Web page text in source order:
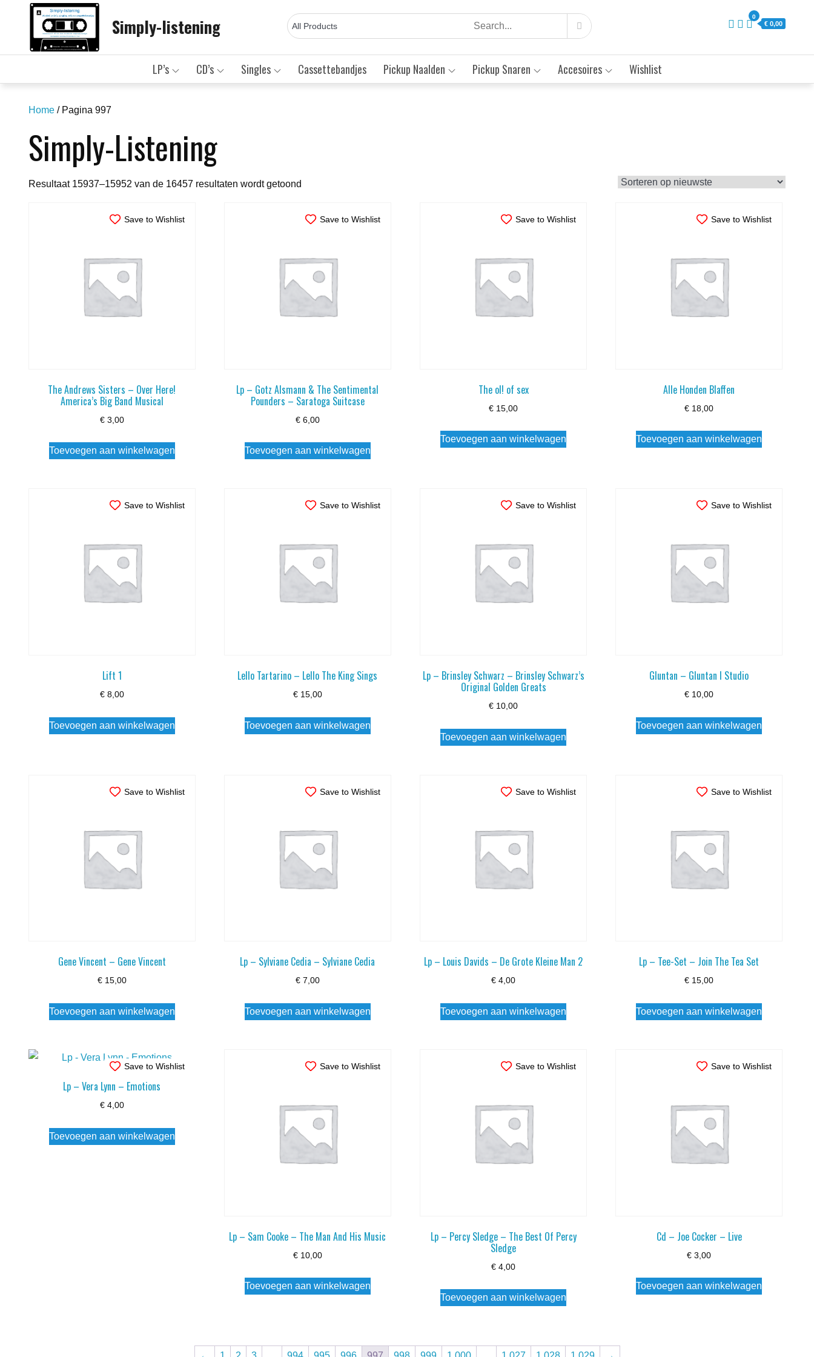
Simply-listening 0
€ 0,00
LP’s CD’s Singles Cassettebandjes Pickup Naalden Pickup Snaren Accesoires Wishlist
Home / Pagina 997
Simply-Listening
Resultaat 15937–15952 van de 16457 resultaten wordt getoond
nieuwste
Save to Wishlist
The Andrews Sisters – Over Here!
America’s Big Band Musical
€3,00
Toevoegen aan winkelwagen
Save to Wishlist
Lp – Gotz Alsmann & The Sentimental
Pounders – Saratoga Suitcase
€6,00
Toevoegen aan winkelwagen
Save to Wishlist
The ol! of sex
€ 15,00
Toevoegen aan winkelwagen
Save to Wishlist
Alle Honden Blaffen
€ 18,00
Toevoegen aan winkelwagen
Save to Wishlist
Lift 1
€8,00
Toevoegen aan winkelwagen
Save to Wishlist
Lello Tartarino – Lello The King Sings
€15,00
Toevoegen aan winkelwagen
Save to Wishlist
Lp – Brinsley Schwarz – Brinsley Schwarz’s
Original Golden Greats
€ 10,00
Toevoegen aan winkelwagen
Save to Wishlist
Gluntan – Gluntan I Studio
€ 10,00
Toevoegen aan winkelwagen
Save to Wishlist
Gene Vincent – Gene Vincent
€15,00
Toevoegen aan winkelwagen
Save to Wishlist
Lp – Sylviane Cedia – Sylviane Cedia
€7,00
Toevoegen aan winkelwagen
Save to Wishlist
Lp – Louis Davids – De Grote Kleine Man 2
€ 4,00
Toevoegen aan winkelwagen
Save to Wishlist
Lp – Tee-Set – Join The Tea Set
€ 15,00
Toevoegen aan winkelwagen
Save to Wishlist
Lp – Vera Lynn – Emotions
€4,00
Toevoegen aan winkelwagen
Save to Wishlist
Lp – Sam Cooke – The Man And His Music
€10,00
Toevoegen aan winkelwagen
Save to Wishlist
Lp – Percy Sledge – The Best Of Percy
Sledge
€ 4,00
Toevoegen aan winkelwagen
Save to Wishlist
Cd – Joe Cocker – Live
€ 3,00
Toevoegen aan winkelwagen